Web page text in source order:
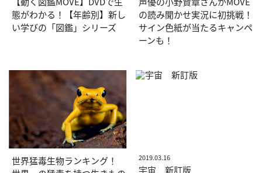
態がわかる！【年齢別】新し
い学びの「図鑑」シリーズ
の読み聞かせ実況に初挑戦！
サイン色紙が当たるキャンペ
ーンも！
世界猛毒生物ランキング！
2019.03.16
宇宙 新訂版